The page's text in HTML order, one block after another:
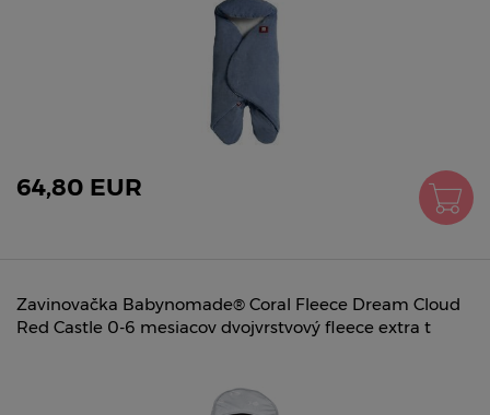
64,80 EUR
Zavinovačka Babynomade® Coral Fleece Dream Cloud
Red Castle 0-6 mesiacov dvojvrstvový fleece extra t